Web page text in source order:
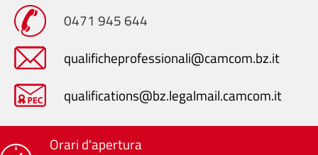
0471 945 644
qualificheprofessionali@camcom.bz.it
qualifications@bz.legalmail.camcom.it
Orari d'apertura